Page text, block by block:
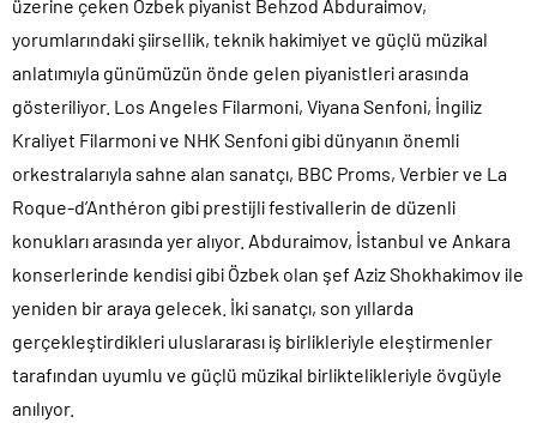
üzerine çeken Özbek piyanist Behzod Abduraimov,
yorumlarındaki şiirsellik, teknik hakimiyet ve güçlü müzikal
anlatımıyla günümüzün önde gelen piyanistleri arasında
gösteriliyor. Los Angeles Filarmoni, Viyana Senfoni, İngiliz
Kraliyet Filarmoni ve NHK Senfoni gibi dünyanın önemli
orkestralarıyla sahne alan sanatçı, BBC Proms, Verbier ve La
Roque-d’Anthéron gibi prestijli festivallerin de düzenli
konukları arasında yer alıyor. Abduraimov, İstanbul ve Ankara
konserlerinde kendisi gibi Özbek olan şef Aziz Shokhakimov ile
yeniden bir araya gelecek. İki sanatçı, son yıllarda
gerçekleştirdikleri uluslararası iş birlikleriyle eleştirmenler
tarafından uyumlu ve güçlü müzikal birliktelikleriyle övgüyle
anılıyor.